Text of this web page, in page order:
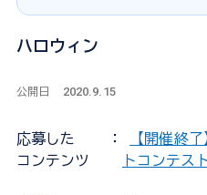
ハロウィン
公開日 2020.9.15
応募した
コンテンツ
：
【開催終
トコンテス